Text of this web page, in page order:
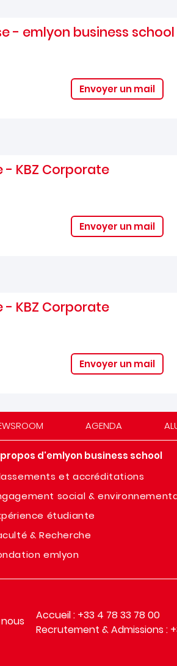
- emlyon business school
Envoyer un mail
KBZ Corporate
Envoyer un mail
KBZ Corporate
Envoyer un mail
AGENDA
d'emlyon business school
et accréditations
social &
étudiante
& Recherche
emlyon
Accueil : +33 4 78 33 78 00
Recrutement & Admissions :